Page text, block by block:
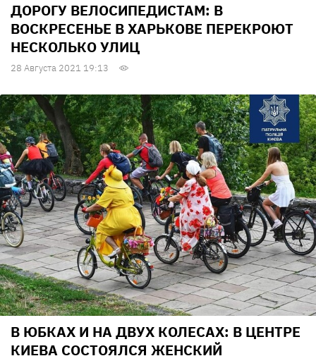
ДОРОГУ ВЕЛОСИПЕДИСТАМ: В
ВОСКРЕСЕНЬЕ В ХАРЬКОВЕ ПЕРЕКРОЮТ
НЕСКОЛЬКО УЛИЦ
28 Августа 2021 19:13
В ЮБКАХ И НА ДВУХ КОЛЕСАХ: В ЦЕНТРЕ
КИЕВА СОСТОЯЛСЯ ЖЕНСКИЙ